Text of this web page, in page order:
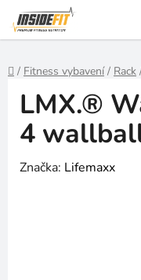
Přejít
na
obsah
Domů
/ Fitness vybavení / Rack
LMX.®
4
Značka: Lifemaxx